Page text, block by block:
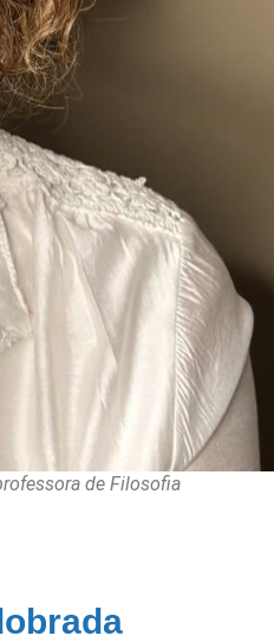
de Filosofia